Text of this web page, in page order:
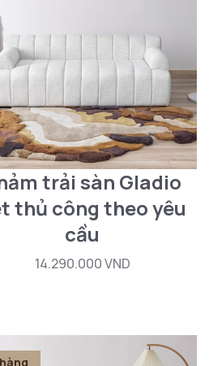
trải sàn Gladio
thủ công theo yêu
cầu
14.290.000 VND